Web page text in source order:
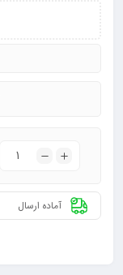
آماده ارسال